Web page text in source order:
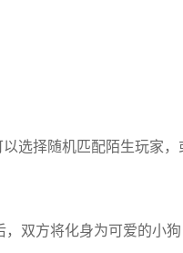
以选择随机匹配陌生玩家，
双方将化身为可爱的小狗